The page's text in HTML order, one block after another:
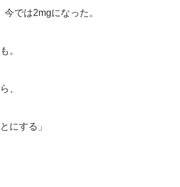
では2mgになった。
。
、
にする」